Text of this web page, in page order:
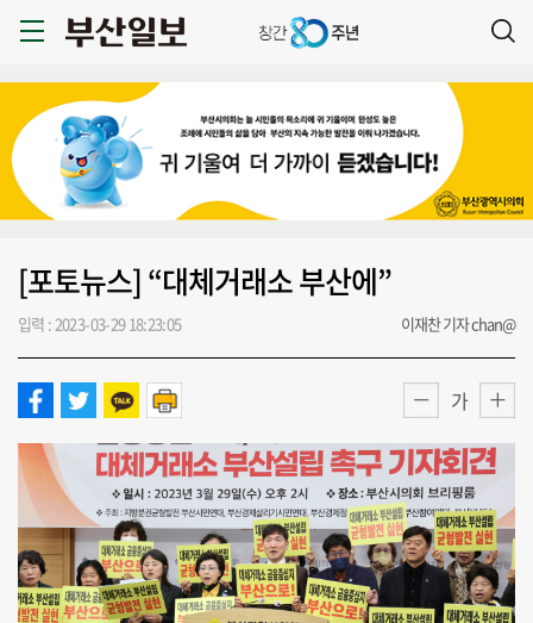
[포토뉴스] “대체거래소 부산에”
입력 : 2023-03-29 18:23:05 이재찬 기자 chan@
가